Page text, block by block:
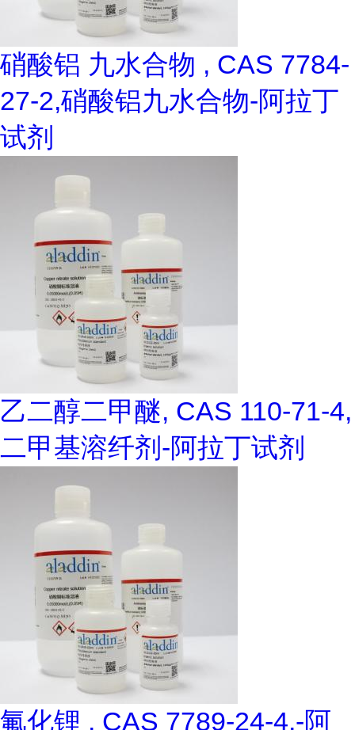
硝酸铝 九水合物 , CAS 7784-
27-2,硝酸铝九水合物-阿拉丁
试剂
乙二醇二甲醚, CAS 110-71-4,
二甲基溶纤剂-阿拉丁试剂
氟化锂 , CAS 7789-24-4,-阿